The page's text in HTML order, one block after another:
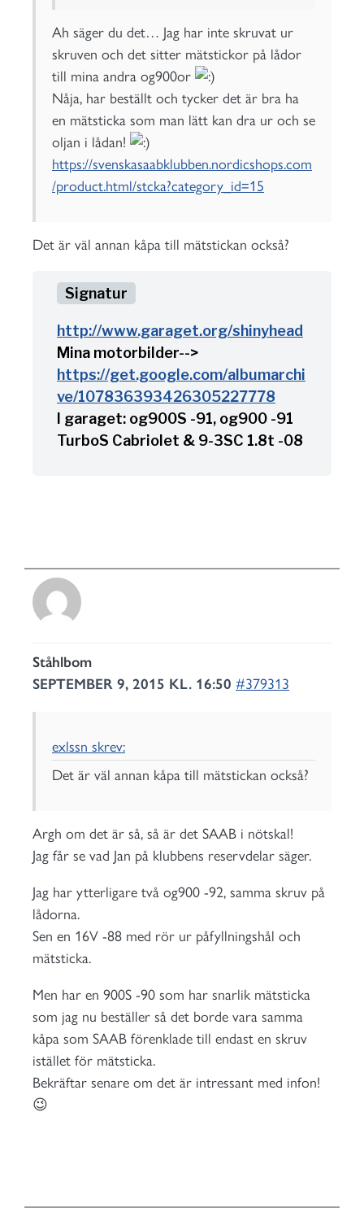
Ah säger du det… Jag har inte skruvat ur
skruven och det sitter mätstickor på lådor
till mina andra og900or
Nåja, har beställt och tycker det är bra ha
en mätsticka som man lätt kan dra ur och se
oljan i lådan!
https://svenskasaabklubben.nordicshops.com
/product.html/stcka?category_id=15
Det är väl annan kåpa till mätstickan också?
http://www.garaget.org/shinyhead
Mina motorbilder-->
https://get.google.com/albumarchi
ve/107836393426305227778
I garaget: og900S -91, og900 -91
TurboS Cabriolet & 9-3SC 1.8t -08
Ståhlbom
SEPTEMBER 9, 2015 KL. 16:50 #379313
exlssn skrev:
Det är väl annan kåpa till mätstickan också?
Argh om det är så, så är det SAAB i nötskal!
Jag får se vad Jan på klubbens reservdelar säger.
Jag har ytterligare två og900 -92, samma skruv på
lådorna.
Sen en 16V -88 med rör ur påfyllningshål och
mätsticka.
Men har en 900S -90 som har snarlik mätsticka
som jag nu beställer så det borde vara samma
kåpa som SAAB förenklade till endast en skruv
istället för mätsticka.
Bekräftar senare om det är intressant med infon!
😉